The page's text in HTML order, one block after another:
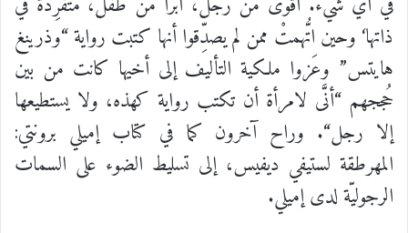
ذاتها‘ وحين اتُّهمتْ ممن لميصدِّقواأنها كتبت رواية“وذرينغ
هايتس” وعَزوا ملكية التأليف إلى أخيها كانت من بين
حُججهم “أنَّى لامرأة أن تكتب رواية كهذه، ولا يستطيعها
إلا رجل“. وراح آخرون كما في كتاب إميلي برونتي:
المهرطقة لستيفي ديفيس، إلى تسليط الضوء على السمات
الرجوليّةلدىإميلي.